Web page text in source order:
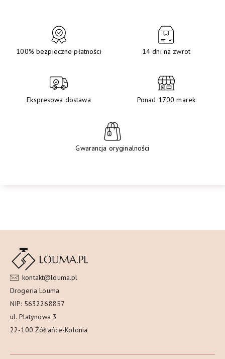
100% bezpieczne płatności 14 dni na zwrot
Ekspresowa dostawa Ponad 1700 marek
Gwarancja oryginalności
kontakt@louma.pl
Drogeria Louma
NIP: 5632268857
ul. Platynowa 3
22-100 Żółtańce-Kolonia